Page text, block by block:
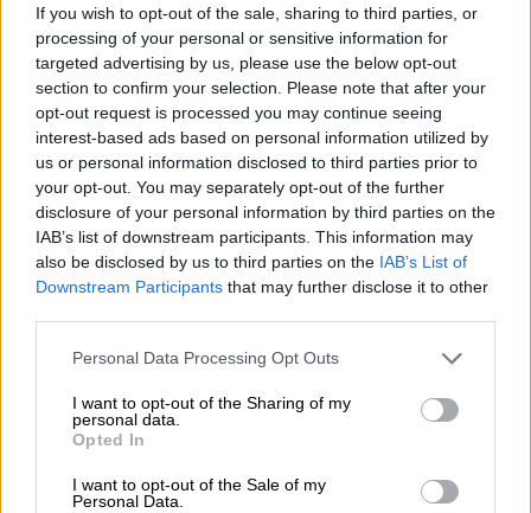
If you wish to opt-out of the sale, sharing to third parties, or
processing of your personal or sensitive information for
targeted advertising by us, please use the below opt-out
section to confirm your selection. Please note that after your
opt-out request is processed you may continue seeing
interest-based ads based on personal information utilized by
us or personal information disclosed to third parties prior to
your opt-out. You may separately opt-out of the further
disclosure of your personal information by third parties on the
IAB’s list of downstream participants. This information may
also be disclosed by us to third parties on the IAB’s List of
Downstream Participants that may further disclose it to other
Please note that this website/app uses one or more Google
not limited to your visit or usage behaviour. You may click to
grant or deny consent to Google and its third-party tags to
use your data for below specified purposes in below Google
consent section.
Personal Data Processing Opt Outs
I want to opt-out of the Sharing of my
personal data.
Opted In
I want to opt-out of the Sale of my
Personal Data.
View this post on Instagram